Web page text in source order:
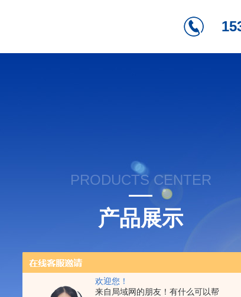
欢迎您！
来自局域网的朋友！有什么可以帮
PRODUCTS CENTER
产品展示